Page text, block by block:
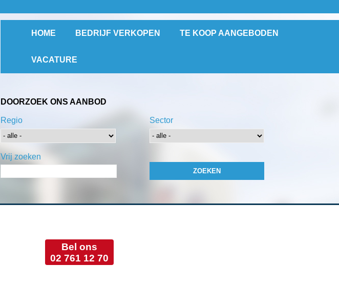
HOME BEDRIJF VERKOPEN TE KOOP AANGEBODEN
VACATURE
DOORZOEK ONS AANBOD
Regio
Vrij zoeken
Sector
Bel ons
02 761 12 70